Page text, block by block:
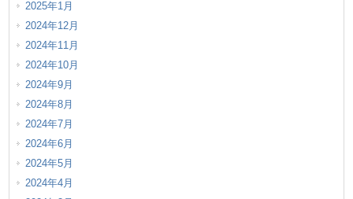
2025年1月
2024年12月
2024年11月
2024年10月
2024年9月
2024年8月
2024年7月
2024年6月
2024年5月
2024年4月